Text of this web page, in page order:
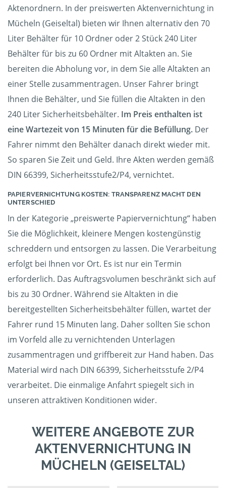
Aktenordnern. In der preiswerten Aktenvernichtung in
Mücheln (Geiseltal) bieten wir Ihnen alternativ den 70
Liter Behälter für 10 Ordner oder 2 Stück 240 Liter
Behälter für bis zu 60 Ordner mit Altakten an. Sie
bereiten die Abholung vor, in dem Sie alle Altakten an
einer Stelle zusammentragen. Unser Fahrer bringt
Ihnen die Behälter, und Sie füllen die Altakten in den
240 Liter Sicherheitsbehälter. Im Preis enthalten ist
eine Wartezeit von 15 Minuten für die Befüllung. Der
Fahrer nimmt den Behälter danach direkt wieder mit.
So sparen Sie Zeit und Geld. Ihre Akten werden gemäß
DIN 66399, Sicherheitsstufe2/P4, vernichtet.
PAPIERVERNICHTUNG KOSTEN: TRANSPARENZ MACHT DEN
UNTERSCHIED
In der Kategorie „preiswerte Papiervernichtung“ haben
Sie die Möglichkeit, kleinere Mengen kostengünstig
schreddern und entsorgen zu lassen. Die Verarbeitung
erfolgt bei Ihnen vor Ort. Es ist nur ein Termin
erforderlich. Das Auftragsvolumen beschränkt sich auf
bis zu 30 Ordner. Während sie Altakten in die
bereitgestellten Sicherheitsbehälter füllen, wartet der
Fahrer rund 15 Minuten lang. Daher sollten Sie schon
im Vorfeld alle zu vernichtenden Unterlagen
zusammentragen und griffbereit zur Hand haben. Das
Material wird nach DIN 66399, Sicherheitsstufe 2/P4
verarbeitet. Die einmalige Anfahrt spiegelt sich in
unseren attraktiven Konditionen wider.
WEITERE ANGEBOTE ZUR
AKTENVERNICHTUNG IN
MÜCHELN (GEISELTAL)